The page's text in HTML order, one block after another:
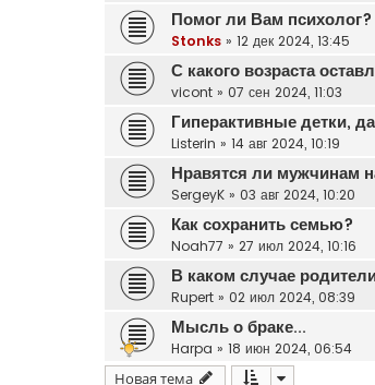
Помог ли Вам
Stonks » 12 дек 2024, 13:45
С какого возраста
vicont » 07 сен 2024, 11:03
Гиперактивные детки,
Listerin » 14 авг 2024, 10:19
Нравятся ли мужчинам
SergeyK » 03 авг 2024, 10:20
Как сохранить семью?
Noah77 » 27 июл 2024, 10:16
В каком случае
Rupert » 02 июл 2024, 08:39
Мысль о браке...
Harpa » 18 июн 2024, 06:54
Новая тема